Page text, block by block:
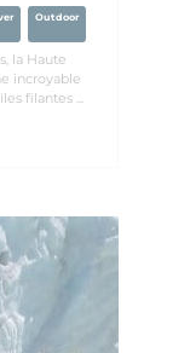
Outdoor
la Haute
incroyable
filantes ...